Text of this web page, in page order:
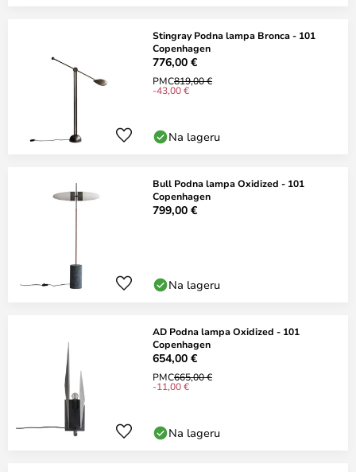
Stingray Podna lampa Bronca - 101
Copenhagen
776,00 €
PMC819,00 €
-43,00 €
Na lageru
Bull Podna lampa Oxidized - 101
Copenhagen
799,00 €
Na lageru
AD Podna lampa Oxidized - 101
Copenhagen
654,00 €
PMC665,00 €
-11,00 €
Na lageru